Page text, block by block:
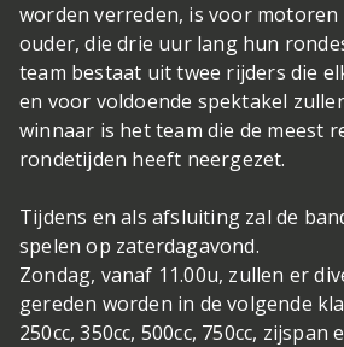
worden verreden, is voor motoren
ouder, die drie uur lang hun
team bestaat uit twee rijders die
en voor voldoende spektakel
winnaar is het team die de meest
rondetijden heeft neergezet.
Tijdens en als afsluiting zal de
spelen op zaterdagavond.
Zondag, vanaf 11.00u, zullen er
gereden worden in de volgende
250cc, 350cc, 500cc, 750cc, zijspan